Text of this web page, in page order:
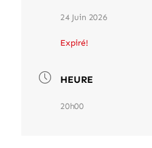
24 Juin 2026
Expiré!
HEURE
20h00